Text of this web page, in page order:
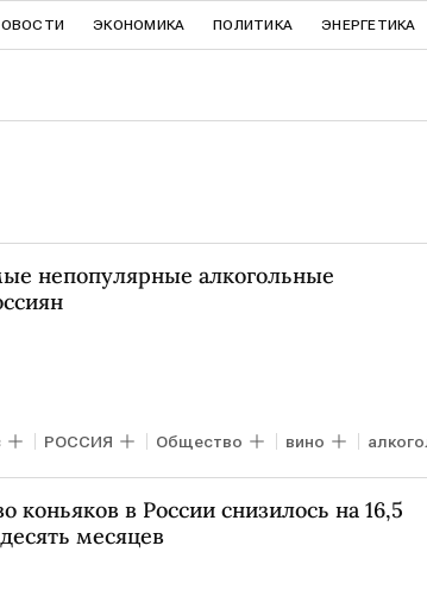
ЭКОНОМИКА ПОЛИТИКА ЭНЕРГЕТИКА
непопулярные алкогольные
РОССИЯ Общество вино
коньяков в России снизилось на 16,5
месяцев